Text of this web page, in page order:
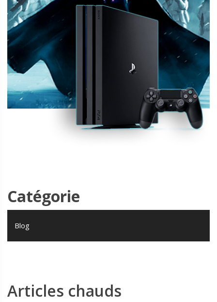
Catégorie
Blog
Articles chauds